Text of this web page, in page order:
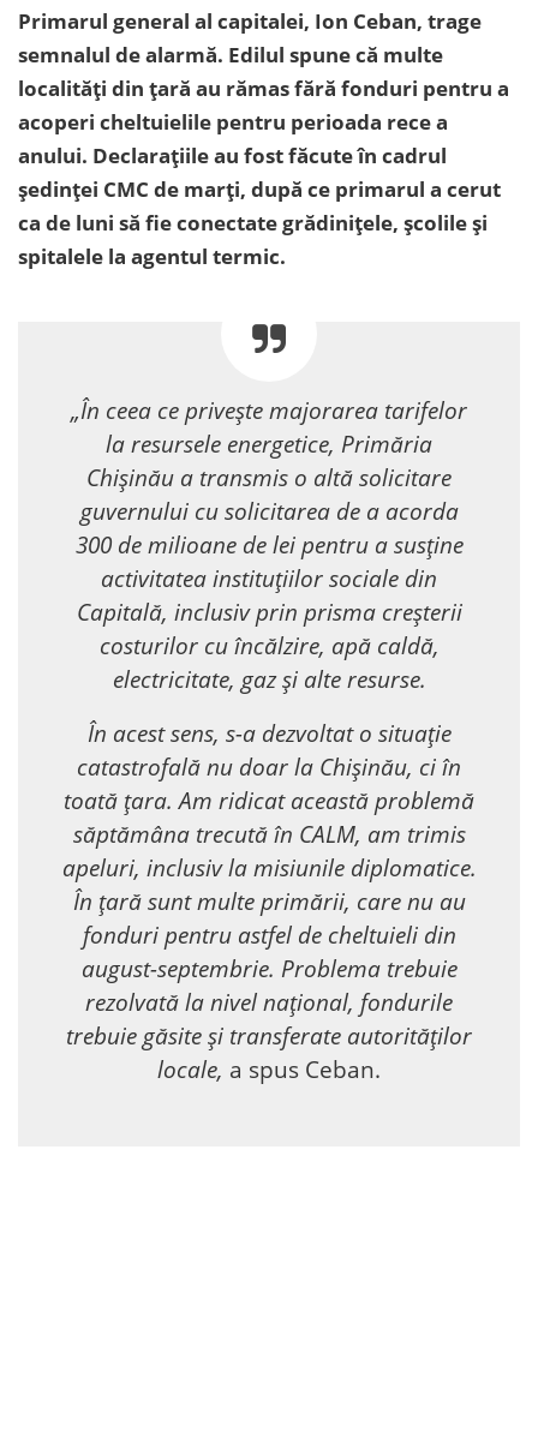
Primarul general al capitalei, Ion Ceban, trage
semnalul de alarmă. Edilul spune că multe
localități din țară au rămas fără fonduri pentru a
acoperi cheltuielile pentru perioada rece a
anului. Declarațiile au fost făcute în cadrul
ședinței CMC de marți, după ce primarul a cerut
ca de luni să fie conectate grădinițele, școlile și
spitalele la agentul termic.
„În ceea ce privește majorarea tarifelor
la resursele energetice, Primăria
Chișinău a transmis o altă solicitare
guvernului cu solicitarea de a acorda
300 de milioane de lei pentru a susține
activitatea instituțiilor sociale din
Capitală, inclusiv prin prisma creșterii
costurilor cu încălzire, apă caldă,
electricitate, gaz și alte resurse.
În acest sens, s-a dezvoltat o situație
catastrofală nu doar la Chișinău, ci în
toată țara. Am ridicat această problemă
săptămâna trecută în CALM, am trimis
apeluri, inclusiv la misiunile diplomatice.
În țară sunt multe primării, care nu au
fonduri pentru astfel de cheltuieli din
august-septembrie. Problema trebuie
rezolvată la nivel național, fondurile
trebuie găsite și transferate autorităților
locale, a spus Ceban.